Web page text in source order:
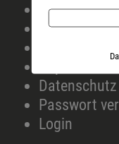
Academy
Datenschutz
Passwort
Login